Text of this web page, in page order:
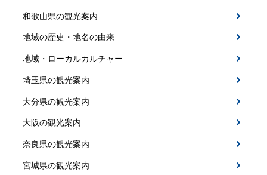
和歌山県の観光案内
地域の歴史・地名の由来
地域・ローカルカルチャー
埼玉県の観光案内
大分県の観光案内
大阪の観光案内
奈良県の観光案内
宮城県の観光案内